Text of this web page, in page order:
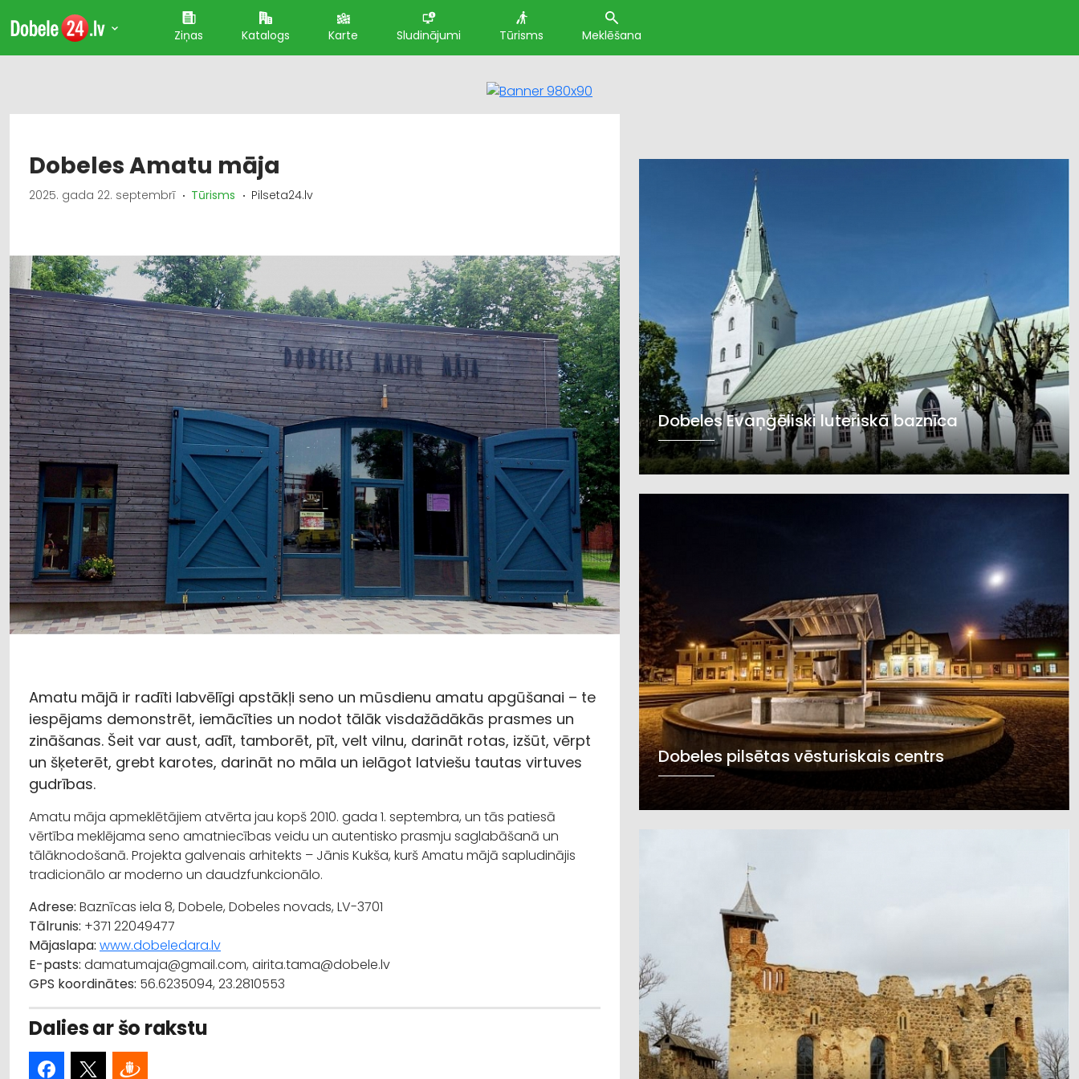
Ziņas Katalogs Karte Sludinājumi Tūrisms Meklēšana
Dobeles Amatu māja
2025. gada 22. septembrī Tūrisms Pilseta24.lv
Amatu mājā ir radīti labvēlīgi apstākļi seno un mūsdienu amatu apgūšanai – te
iespējams demonstrēt, iemācīties un nodot tālāk visdažādākās prasmes un
zināšanas. Šeit var aust, adīt, tamborēt, pīt, velt vilnu, darināt rotas, izšūt, vērpt
un šķeterēt, grebt karotes, darināt no māla un ielāgot latviešu tautas virtuves
gudrības.
Amatu māja apmeklētājiem atvērta jau kopš 2010. gada 1. septembra, un tās patiesā
vērtība meklējama seno amatniecības veidu un autentisko prasmju saglabāšanā un
tālāknodošanā. Projekta galvenais arhitekts – Jānis Kukša, kurš Amatu mājā sapludinājis
tradicionālo ar moderno un daudzfunkcionālo.
Adrese: Baznīcas iela 8, Dobele, Dobeles novads, LV-3701
Tālrunis: +371 22049477
Mājaslapa: www.dobeledara.lv
E-pasts: damatumaja@gmail.com, airita.tama@dobele.lv
GPS koordinātes: 56.6235094, 23.2810553
Dalies ar šo rakstu
Dobeles Evaņģēliski luteriskā baznīca
Dobeles pilsētas vēsturiskais centrs